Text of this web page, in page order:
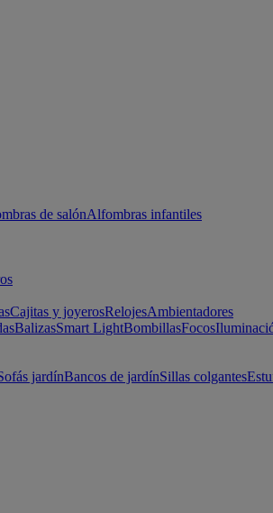
de salónAlfombras infantiles
Cajitas y joyerosRelojesAmbientadores
BalizasSmart LightBombillasFocos
jardínBancos de jardínSillas colgantes